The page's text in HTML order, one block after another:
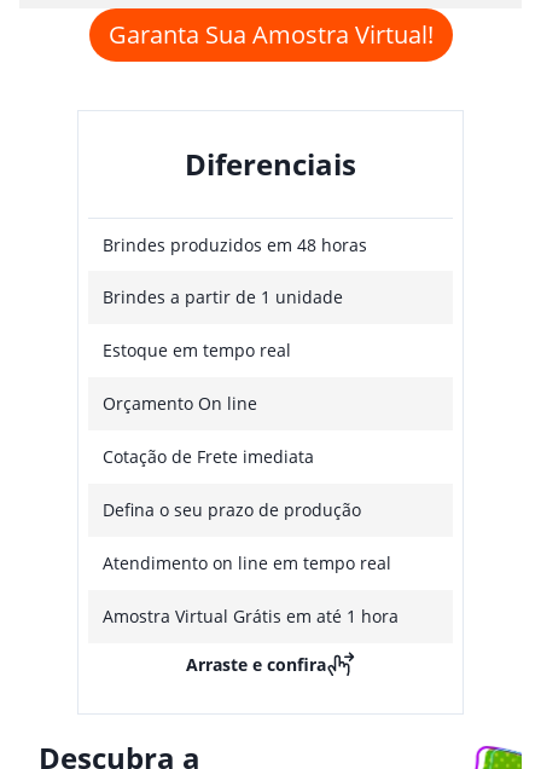
Garanta Sua Amostra Virtual!
Diferenciais
Brindes produzidos em 48 horas
Brindes a partir de 1 unidade
Estoque em tempo real
Orçamento On line
Cotação de Frete imediata
Defina o seu prazo de produção
Atendimento on line em tempo real
Amostra Virtual Grátis em até 1 hora
Arraste e confira
Descubra a